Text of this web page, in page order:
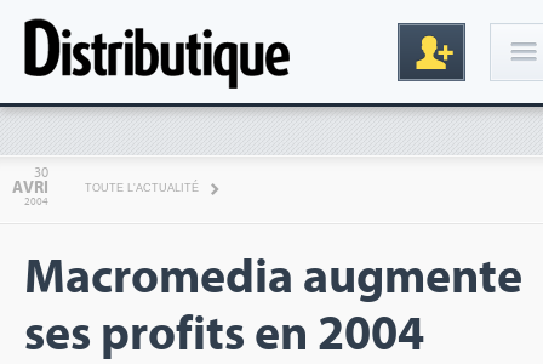
30
AVRI
2004
TOUTE L'ACTUALITÉ
Macromedia augmente
ses profits en 2004